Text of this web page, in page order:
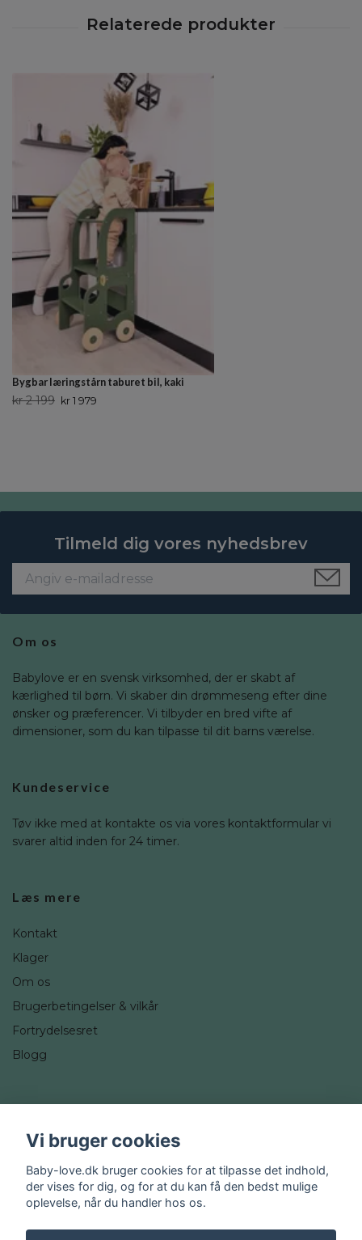
Bygbar læringstårn taburet bil, kaki
kr 2 199 kr 1 979
Tilmeld dig vores nyhedsbrev
Om os
Babylove er en svensk virksomhed, der er skabt af
kærlighed til børn. Vi skaber din drømmeseng efter dine
ønsker og præferencer. Vi tilbyder en bred vifte af
dimensioner, som du kan tilpasse til dit barns værelse.
Kundeservice
Tøv ikke med at kontakte os via vores kontaktformular vi
svarer altid inden for 24 timer.
Læs mere
Kontakt
Klager
Om os
Brugerbetingelser & vilkår
Fortrydelsesret
Blogg
Instagram
Vi bruger cookies
Baby-love.dk bruger cookies for at tilpasse det indhold,
der vises for dig, og for at du kan få den bedst mulige
oplevelse, når du handler hos os.